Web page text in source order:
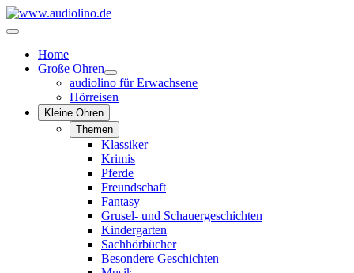
Home
Große Ohren
audiolino für Erwachsene
Hörreisen
Kleine Ohren
Themen
Klassiker
Krimis
Pferde
Freundschaft
Fantasy
Grusel- und Schauergeschichten
Kindergarten
Sachhörbücher
Besondere Geschichten